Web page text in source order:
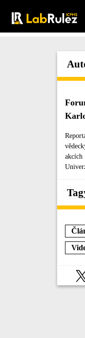
akcích